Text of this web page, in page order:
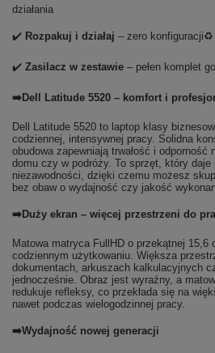
działania
✔️ Rozpakuj i działaj – zero konfiguracji♻️
✔️ Zasilacz w zestawie – pełen komplet
➡️Dell Latitude 5520 – komfort i
Dell Latitude 5520 to laptop klasy
codziennej, intensywnej pracy. Solidna
obudowa zapewniają trwałość i odporność
domu czy w podróży. To sprzęt, który
niezawodności, dzięki czemu możesz
bez obaw o wydajność czy jakość
➡️Duży ekran – więcej przestrzeni do
Matowa matryca FullHD o przekątnej 15,6
codziennym użytkowaniu. Większa
dokumentach, arkuszach kalkulacyjnych
jednocześnie. Obraz jest wyraźny, a
redukuje refleksy, co przekłada się na
nawet podczas wielogodzinnej pracy.
➡️Wydajność nowej generacji